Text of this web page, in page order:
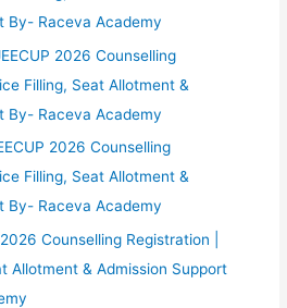
By- Raceva Academy
2026 Counselling
Filling, Seat Allotment &
By- Raceva Academy
2026 Counselling
Filling, Seat Allotment &
By- Raceva Academy
Counselling Registration |
Allotment & Admission Support